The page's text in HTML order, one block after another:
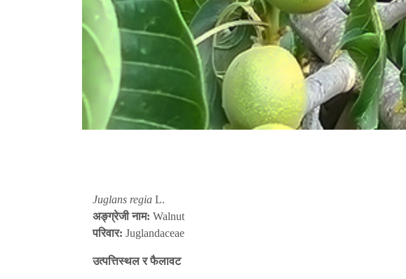
Juglans regia L.
अङ्ग्रेजी नाम: Walnut
परिवार: Juglandaceae
उत्पत्तिस्थल र फैलावट